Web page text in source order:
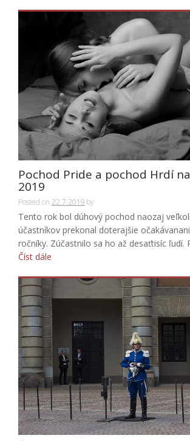
Pochod Pride a pochod Hrdí
2019
Posted on 22.7.2019 by
Tento rok bol dúhový pochod naozaj
účastníkov prekonal doterajšie
ročníky. Zúčastnilo sa ho až desaťtisíc ľudí.
Číst dále